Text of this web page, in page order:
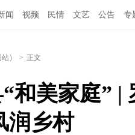
闻 视频 民情 文艺 公告 专
） > 正文
和美家庭”
润乡村